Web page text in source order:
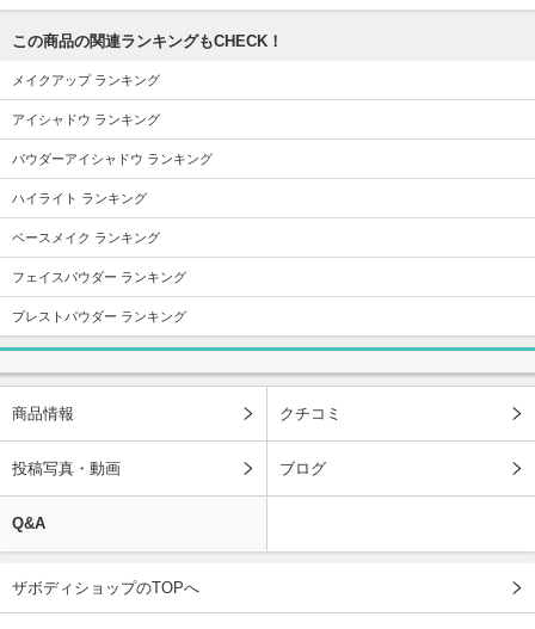
この商品の関連ランキングもCHECK！
メイクアップ ランキング
アイシャドウ ランキング
パウダーアイシャドウ ランキング
ハイライト ランキング
ベースメイク ランキング
フェイスパウダー ランキング
プレストパウダー ランキング
商品情報 クチコミ
投稿写真・動画 ブログ
Q&A
ザボディショップのTOPへ